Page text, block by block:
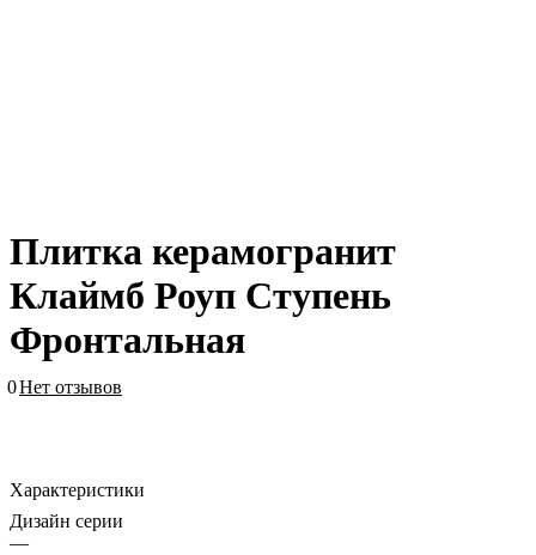
Плитка керамогранит
Клаймб Роуп Ступень
Фронтальная
0Нет отзывов
Характеристики
Дизайн серии
—